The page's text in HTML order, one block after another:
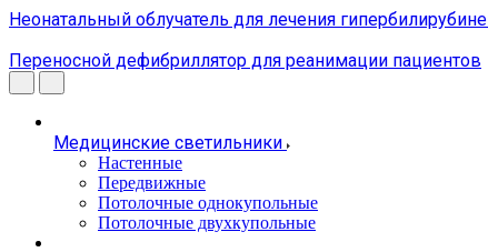
Неонатальный облучатель для лечения
Переносной дефибриллятор для реанимации пациентов
Медицинские светильники
Настенные
Передвижные
Потолочные однокупольные
Потолочные двухкупольные